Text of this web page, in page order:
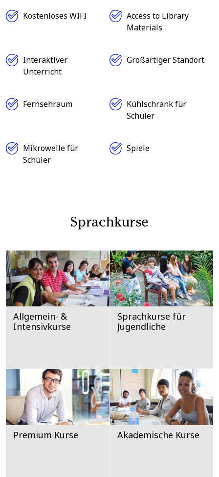
Kostenloses WIFI
Access to Library
Materials
Interaktiver
Unterricht
Großartiger Standort
Fernsehraum
Kühlschrank für
Schüler
Mikrowelle für
Schüler
Spiele
Sprachkurse
Allgemein- &
Intensivkurse
Sprachkurse für
Jugendliche
Premium Kurse Akademische Kurse